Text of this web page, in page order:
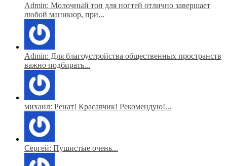
Admin: Молочный топ для ногтей отлично завершает
любой маникюр, при...
Admin: Для благоустройства общественных пространств
важно подбирать...
михаил: Ренат! Красавчик! Рекомендую!...
Сергей: Пушистые очень...